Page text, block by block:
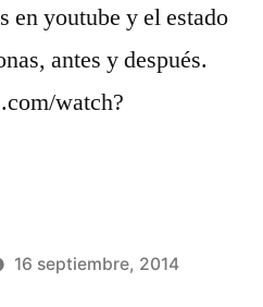
en youtube y el estado
antes y después.
watch?
16 septiembre, 2014